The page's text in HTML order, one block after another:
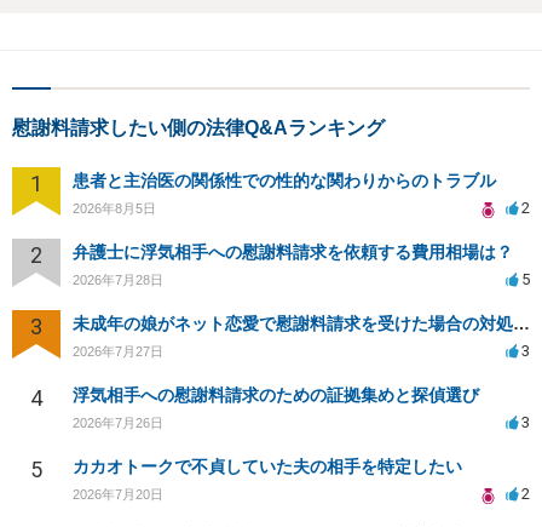
慰謝料請求したい側の法律Q&Aランキング
1 患者と主治医の関係性での性的な関わりからのトラブル
2026年8月5日 2
2 弁護士に浮気相手への慰謝料請求を依頼する費用相場は？
2026年7月28日 5
3 未成年の娘がネット恋愛で慰謝料請求を受けた場合の対処法は？
2026年7月27日 3
4 浮気相手への慰謝料請求のための証拠集めと探偵選び
2026年7月26日 3
5 カカオトークで不貞していた夫の相手を特定したい
2026年7月20日 2